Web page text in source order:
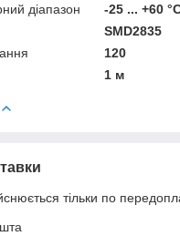
діапазон
-25 ... +60
SMD2835
120
1 м
тільки по